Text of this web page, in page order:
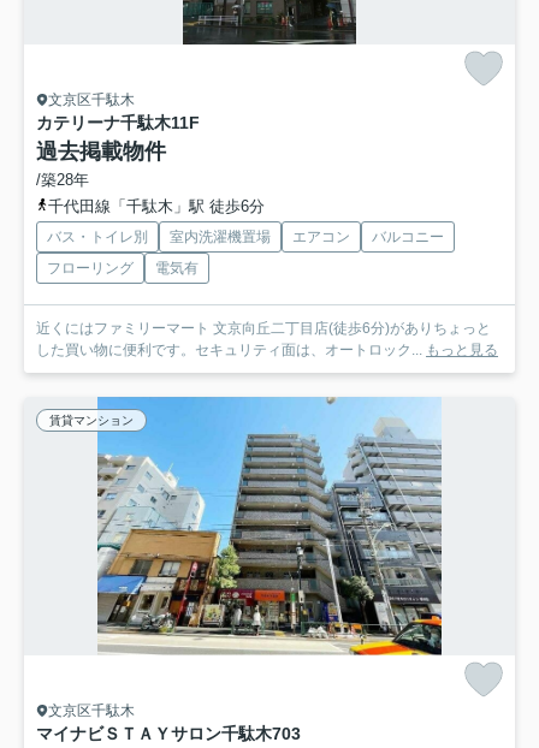
文京区千駄木
カテリーナ千駄木11F
過去掲載物件
/築28年
千代田線「千駄木」駅 徒歩6分
バス・トイレ別 室内洗濯機置場 エアコン
バルコニー
フローリング
電気有
近くにはファミリーマート 文京向丘二丁目店(徒歩6分)がありちょっと
した買い物に便利です。セキュリティ面は、オートロック... もっと見る
賃貸マンション
文京区千駄木
マイナビＳＴＡＹサロン千駄木703